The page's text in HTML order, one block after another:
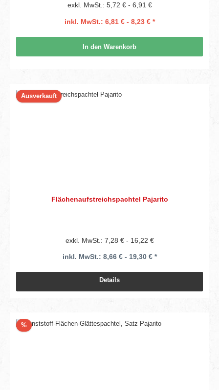
exkl. MwSt.: 5,72 € - 6,91 €
inkl. MwSt.: 6,81 € - 8,23 € *
In den Warenkorb
Ausverkauft
Flächenaufstreichspachtel Pajarito
exkl. MwSt.: 7,28 € - 16,22 €
inkl. MwSt.: 8,66 € - 19,30 € *
Details
%Rabatt